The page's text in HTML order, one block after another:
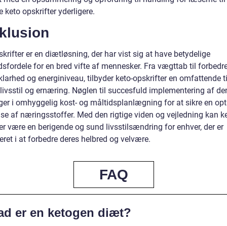
keto opskrifter yderligere.
er en diætløsning, der har vist sig at have betydelige
for en bred vifte af mennesker. Fra vægttab til
og energiniveau, tilbyder keto-opskrifter en omfattende
og ernæring. Nøglen til succesfuld implementering af
i omhyggelig kost- og måltidsplanlægning for at sikre en
af næringsstoffer. Med den rigtige viden og vejledning kan
være en berigende og sund livsstilsændring for enhver, der er
i at forbedre deres helbred og velvære.
FAQ
er en ketogen diæt?